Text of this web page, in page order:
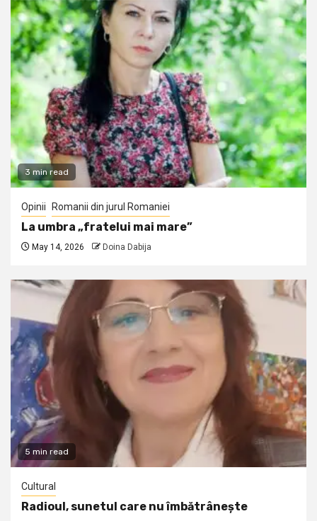
3 min read
Opinii Romanii din jurul Romaniei
La umbra „fratelui mai mare”
May 14, 2026 Doina Dabija
5 min read
Cultural
Radioul, sunetul care nu îmbătrânește